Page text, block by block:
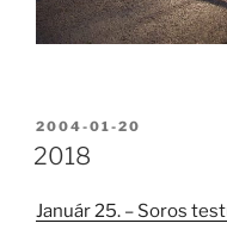
BEKÜLDVE:
2004-01-20
2018
Január 25. – Soros